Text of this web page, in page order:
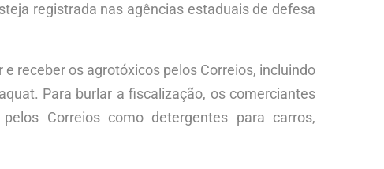
registrada nas agências estaduais de defesa
receber os agrotóxicos pelos Correios, incluindo
Para burlar a fiscalização, os comerciantes
Correios como detergentes para carros,